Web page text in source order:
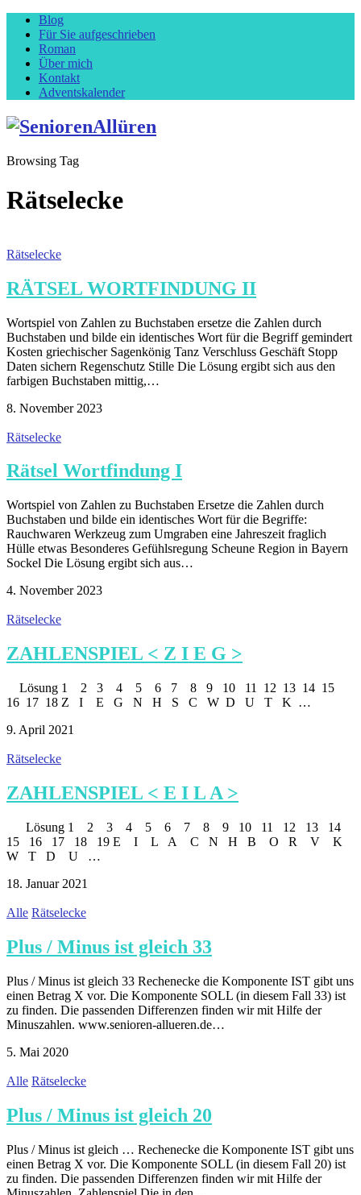
Blog
Für Sie aufgeschrieben
Roman
Über mich
Kontakt
Adventskalender
Browsing Tag
Rätselecke
Rätselecke
RÄTSEL WORTFINDUNG II
Wortspiel von Zahlen zu Buchstaben ersetze die Zahlen durch
Buchstaben und bilde ein identisches Wort für die Begriff gemindert
Kosten griechischer Sagenkönig Tanz Verschluss Geschäft Stopp
Daten sichern Regenschutz Stille Die Lösung ergibt sich aus den
farbigen Buchstaben mittig,…
8. November 2023
Rätselecke
Rätsel Wortfindung I
Wortspiel von Zahlen zu Buchstaben Ersetze die Zahlen durch
Buchstaben und bilde ein identisches Wort für die Begriffe:
Rauchwaren Werkzeug zum Umgraben eine Jahreszeit fraglich
Hülle etwas Besonderes Gefühlsregung Scheune Region in Bayern
Sockel Die Lösung ergibt sich aus…
4. November 2023
Rätselecke
ZAHLENSPIEL < Z I E G >
Lösung 1 2 3 4 5 6 7 8 9 10 11 12 13 14 15
16 17 18 Z I E G N H S C W D U T K …
9. April 2021
Rätselecke
ZAHLENSPIEL < E I L A >
Lösung 1 2 3 4 5 6 7 8 9 10 11 12 13 14
15 16 17 18 19 E I L A C N H B O R V K
W T D U …
18. Januar 2021
Alle Rätselecke
Plus / Minus ist gleich 33
Plus / Minus ist gleich 33 Rechenecke die Komponente IST gibt uns
einen Betrag X vor. Die Komponente SOLL (in diesem Fall 33) ist
zu finden. Die passenden Differenzen finden wir mit Hilfe der
Minuszahlen. www.senioren-allueren.de…
5. Mai 2020
Alle Rätselecke
Plus / Minus ist gleich 20
Plus / Minus ist gleich … Rechenecke die Komponente IST gibt uns
einen Betrag X vor. Die Komponente SOLL (in diesem Fall 20) ist
zu finden. Die passenden Differenzen finden wir mit Hilfe der